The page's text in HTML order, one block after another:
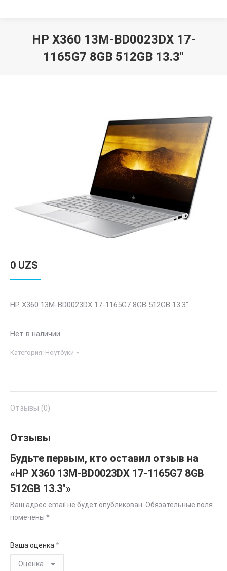
HP X360 13M-BD0023DX 17-
1165G7 8GB 512GB 13.3″
0 UZS
HP X360 13M-BD0023DX 17-1165G7 8GB 512GB 13.3″
Нет в наличии
Категория: Ноутбуки
Отзывы (0)
Отзывы
Будьте первым, кто оставил отзыв на
«HP X360 13M-BD0023DX 17-1165G7 8GB
512GB 13.3″»
Ваш адрес email не будет опубликован. Обязательные поля
помечены *
Ваша оценка *